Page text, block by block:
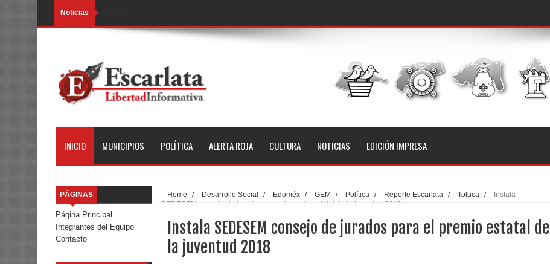
Noticias
INICIO MUNICIPIOS POLÍTICA ALERTA ROJA CULTURA NOTICIAS EDICIÓN IMPRESA
PÁGINAS
Página Principal
Integrantes del Equipo
Contacto
Home / Desarrollo Social / Edoméx / GEM / Política / Reporte Escarlata / Toluca /
Instala
SEDESEM consejo de jurados para el premio estatal de la juventud 2018
Instala SEDESEM consejo de jurados para el premio estatal de
la juventud 2018